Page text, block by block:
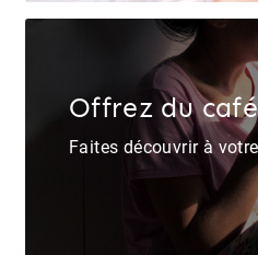
Offrez du
Faites découvrir à